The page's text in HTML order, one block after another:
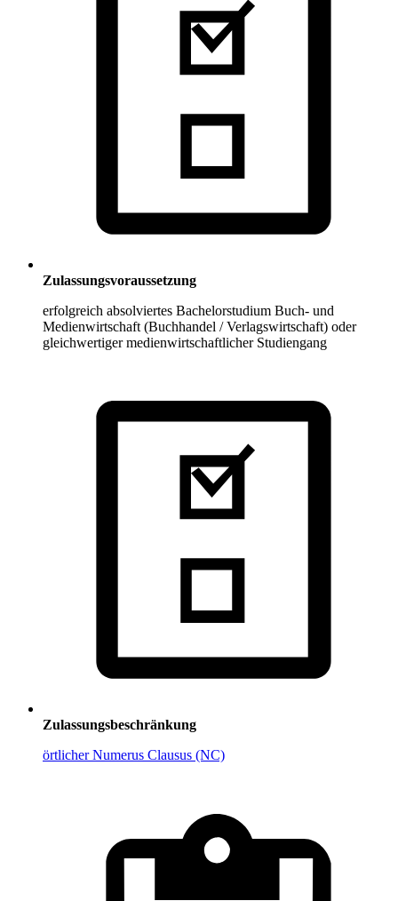
Zulassungsvoraussetzung
erfolgreich absolviertes Bachelorstudium Buch- und
Medienwirtschaft (Buchhandel / Verlagswirtschaft) oder
gleichwertiger medienwirtschaftlicher Studiengang
Zulassungsbeschränkung
örtlicher Numerus Clausus (NC)